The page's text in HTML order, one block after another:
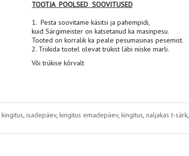
TOOTJA POOLSED SOOVITUSED
1. Pesta soovitame käsitsi ja pahempidi,
kuid Särgimeister on katsetanud ka masinpesu.
Tooted on korralik ka peale pesumasinas pesemist.
2. Triikida tootel olevat trükist läbi niiske marli.
Või trükise kõrvalt
kingitus, isadepäev, kingitus emadepäev, kingitus, naljakas t-särk,